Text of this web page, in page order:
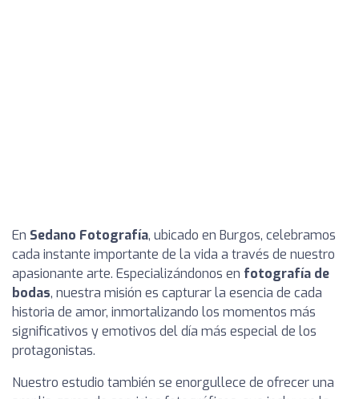
En Sedano Fotografía, ubicado en Burgos, celebramos
cada instante importante de la vida a través de nuestro
apasionante arte. Especializándonos en fotografía de
bodas, nuestra misión es capturar la esencia de cada
historia de amor, inmortalizando los momentos más
significativos y emotivos del día más especial de los
protagonistas.
Nuestro estudio también se enorgullece de ofrecer una